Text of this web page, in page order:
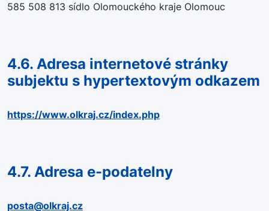
585 508 813 sídlo Olomouckého kraje Olomouc
4.6. Adresa internetové stránky
subjektu s hypertextovým odkazem
https://www.olkraj.cz/index.php
4.7. Adresa e-podatelny
posta@olkraj.cz